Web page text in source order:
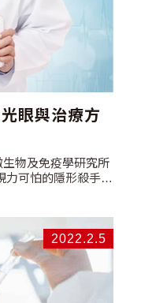
眼與治療方
生物及免疫學研究所
統計，在…
2022.2.5